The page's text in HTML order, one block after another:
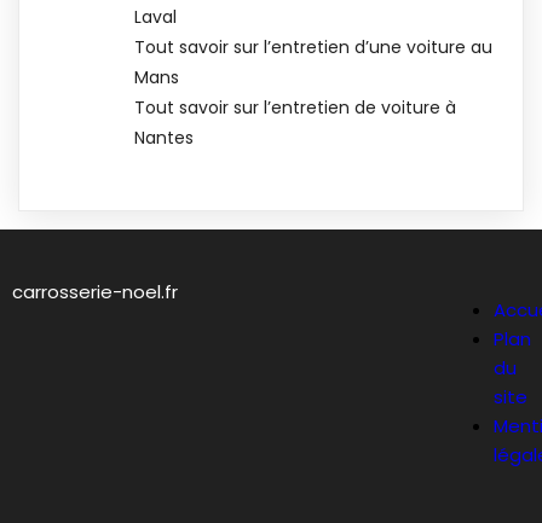
Laval
Tout savoir sur l’entretien d’une voiture au
Mans
Tout savoir sur l’entretien de voiture à
Nantes
carrosserie-noel.fr
Plan
du
site